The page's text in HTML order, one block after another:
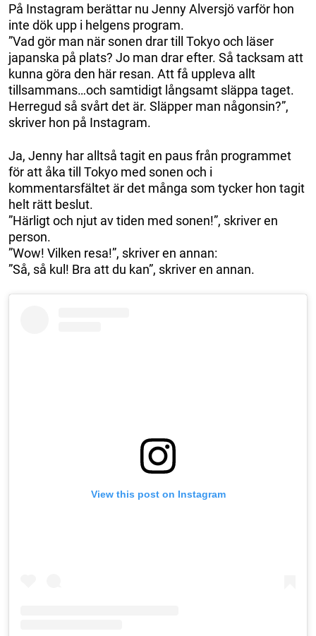
På Instagram berättar nu Jenny Alversjö varför hon
inte dök upp i helgens program.
”Vad gör man när sonen drar till Tokyo och läser
japanska på plats? Jo man drar efter. Så tacksam att
kunna göra den här resan. Att få uppleva allt
tillsammans…och samtidigt långsamt släppa taget.
Herregud så svårt det är. Släpper man någonsin?”,
skriver hon på Instagram.
Ja, Jenny har alltså tagit en paus från programmet
för att åka till Tokyo med sonen och i
kommentarsfältet är det många som tycker hon tagit
helt rätt beslut.
”Härligt och njut av tiden med sonen!”, skriver en
person.
”Wow! Vilken resa!”, skriver en annan:
”Så, så kul! Bra att du kan”, skriver en annan.
View this post on Instagram